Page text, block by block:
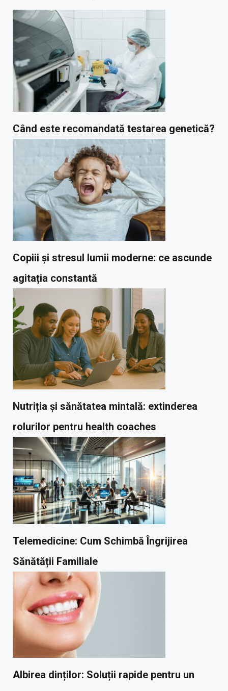
Când este recomandată testarea genetică?
Copiii și stresul lumii moderne: ce ascunde
agitația constantă
Nutriția și sănătatea mintală: extinderea
rolurilor pentru health coaches
Telemedicine: Cum Schimbă Îngrijirea
Sănătății Familiale
Albirea dinților: Soluții rapide pentru un